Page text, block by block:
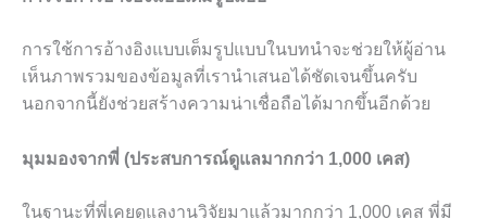
การใช้การอ้างอิงแบบเต็มรูปแบบในบทนำจะช่วยให้ผู้อ่าน
เห็นภาพรวมของข้อมูลที่เรานำเสนอได้ชัดเจนขึ้นครับ
นอกจากนี้ยังช่วยสร้างความน่าเชื่อถือได้มากขึ้นอีกด้วย
มุมมองจากพี่ (ประสบการณ์ดูแลมากกว่า 1,000 เคส)
ในฐานะที่พี่เคยดูแลงานวิจัยมาแล้วมากกว่า 1,000 เคส พี่มี